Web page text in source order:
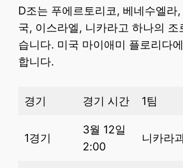
D조는 푸에르토리코, 베네수엘라
국, 이스라엘, 니카라고 하나의 조
습니다. 미국 마이애미 플로리다
합니다.
경기 경기 시간 1팀
1경기
3월 12일
2:00
니카라